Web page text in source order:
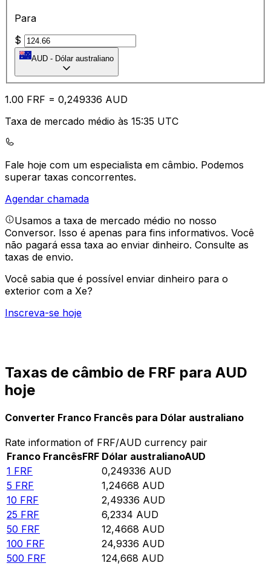
Para
$
AUD - Dólar australiano
1.00 FRF = 0,249336 AUD
Taxa de mercado médio às 15:35 UTC
Fale hoje com um especialista em câmbio. Podemos
superar taxas concorrentes.
Agendar chamada
Usamos a taxa de mercado médio no nosso
Conversor. Isso é apenas para fins informativos. Você
não pagará essa taxa ao enviar dinheiro. Consulte as
taxas de envio.
Você sabia que é possível enviar dinheiro para o
exterior com a Xe?
Inscreva-se hoje
Taxas de câmbio de FRF para AUD
hoje
Converter Franco Francês para Dólar australiano
Rate information of FRF/AUD currency pair
Franco FrancêsFRF Dólar australianoAUD
1 FRF 0,249336 AUD
5 FRF 1,24668 AUD
10 FRF 2,49336 AUD
25 FRF 6,2334 AUD
50 FRF 12,4668 AUD
100 FRF 24,9336 AUD
500 FRF 124,668 AUD